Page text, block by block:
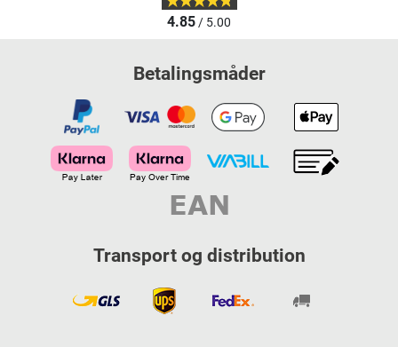
4.85/ 5.00
Betalingsmåder
Transport og distribution